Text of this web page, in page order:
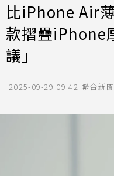
比iPhone Air
款摺疊iPhone
議」
2025-09-29 09:42 聯合新